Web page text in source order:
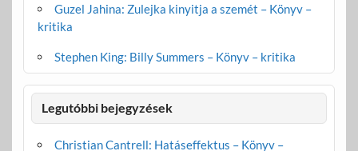
Guzel Jahina: Zulejka kinyitja a szemét – Könyv –
kritika
Stephen King: Billy Summers – Könyv – kritika
Legutóbbi bejegyzések
Christian Cantrell: Hatáseffektus – Könyv –